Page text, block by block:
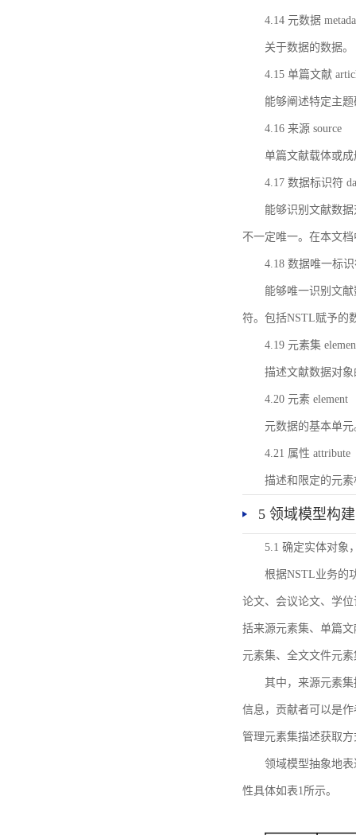
4.14 元数据
关于数据的数据。
4.15 单篇文献
能够阐述特定主
4.16 来源 source
单篇文献载体或
4.17 数据标识符
能够识别文献数
不一定唯一。在本文
4.18 数据唯一标
能够唯一识别文
符。包括NSTL赋予的
4.19 元素集
描述文献数据对
4.20 元素 element
元数据的基本单元
4.21 属性 attribute
描述和限定的元
5 领域模型构建
5.1 确定实体对象
根据NSTL业务的
论文、会议论文、学
括来源元素集、单篇
元素集、全文文件元
其中，来源元素
信息，贡献者可以是
管理元素集描述获取
领域模型抽象地
性具体如表1所示。